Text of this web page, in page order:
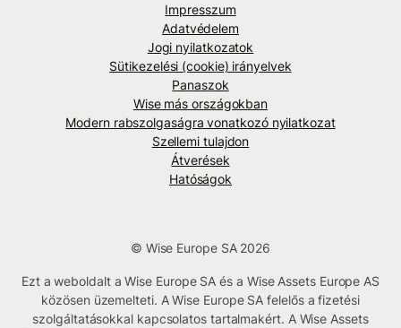
Impresszum
Adatvédelem
Jogi nyilatkozatok
Sütikezelési (cookie) irányelvek
Panaszok
Wise más országokban
Modern rabszolgaságra vonatkozó nyilatkozat
Szellemi tulajdon
Átverések
Hatóságok
© Wise Europe SA 2026
Ezt a weboldalt a Wise Europe SA és a Wise Assets Europe AS
közösen üzemelteti. A Wise Europe SA felelős a fizetési
szolgáltatásokkal kapcsolatos tartalmakért. A Wise Assets